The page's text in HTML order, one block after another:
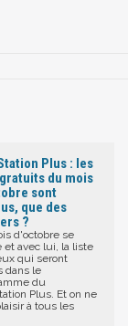
Plus : les
du mois
sont
que des
?
d'octobre se
et avec lui, la liste
qui seront
dans le
du
Plus. Et on ne
à tous les